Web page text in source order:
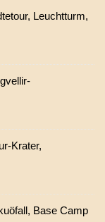
Leuchtturm,
Krater,
Base Camp